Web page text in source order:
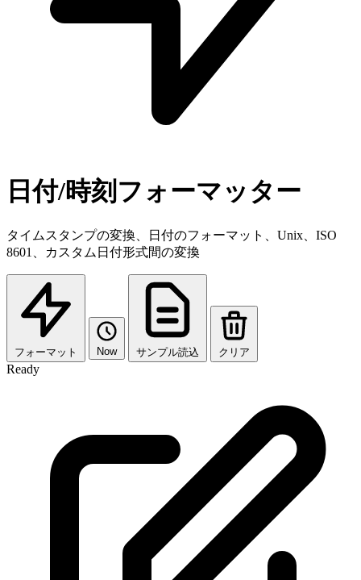
日付/時刻フォーマッター
タイムスタンプの変換、日付のフォーマット、Unix、ISO
8601、カスタム日付形式間の変換
フォーマット Now サンプル読込 クリア
Ready